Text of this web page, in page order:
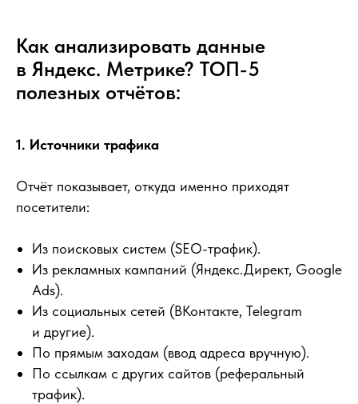
Как анализировать данные
в Яндекс. Метрике? ТОП-5
полезных отчётов:
1. Источники трафика
Отчёт показывает, откуда именно приходят
посетители:
Из поисковых систем (SEO-трафик).
Из рекламных кампаний (Яндекс.Директ, Google
Ads).
Из социальных сетей (ВКонтакте, Telegram
и другие).
По прямым заходам (ввод адреса вручную).
По ссылкам с других сайтов (реферальный
трафик).